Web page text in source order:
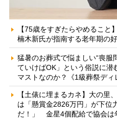
【75歳をすぎたらやめること
楠木新氏が指南する老年期の
猛暑のお葬式で悩ましい“喪
ていけばOK」という俗説に潜
マストなのか？《1級葬祭ディ
【土俵に埋まるカネ】大の里
は「懸賞金2826万円」が下位
だ！」 金星4個配給で協会は